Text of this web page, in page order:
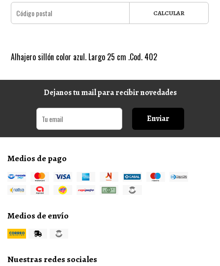
CALCULAR
Alhajero sillón color azul. Largo 25 cm .Cod. 402
Dejanos tu mail para recibir novedades
Enviar
Medios de pago
Medios de envío
Nuestras redes sociales